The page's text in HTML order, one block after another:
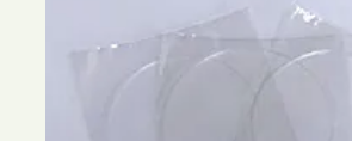
–
¥12,380